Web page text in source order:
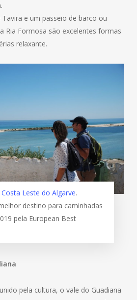
Tavira e um passeio de barco ou
Ria Formosa são excelentes formas
relaxante.
Leste do Algarve.
destino para caminhadas
pela European Best
pela cultura, o vale do Guadiana